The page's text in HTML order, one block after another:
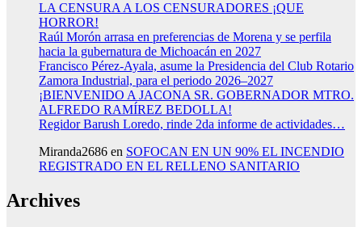
LA CENSURA A LOS CENSURADORES ¡QUE
HORROR!
Raúl Morón arrasa en preferencias de Morena y se perfila
hacia la gubernatura de Michoacán en 2027
Francisco Pérez-Ayala, asume la Presidencia del Club Rotario
Zamora Industrial, para el periodo 2026–2027
¡BIENVENIDO A JACONA SR. GOBERNADOR MTRO.
ALFREDO RAMÍREZ BEDOLLA!
Regidor Barush Loredo, rinde 2da informe de actividades…
Miranda2686 en SOFOCAN EN UN 90% EL INCENDIO
REGISTRADO EN EL RELLENO SANITARIO
Archives